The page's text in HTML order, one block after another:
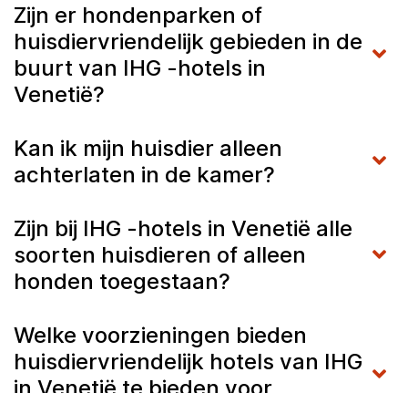
Zijn er hondenparken of
huisdiervriendelijk gebieden in de
buurt van IHG -hotels in
Venetië?
Kan ik mijn huisdier alleen
achterlaten in de kamer?
Zijn bij IHG -hotels in Venetië alle
soorten huisdieren of alleen
honden toegestaan?
Welke voorzieningen bieden
huisdiervriendelijk hotels van IHG
in Venetië te bieden voor